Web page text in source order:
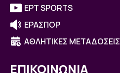
ΕΡΤ SPORTS
ΕΡΑΣΠΟΡ
ΑΘΛΗΤΙΚΕΣ ΜΕΤΑΔΟΣΕΙΣ
ΕΠΙΚΟΙΝΩΝΙΑ